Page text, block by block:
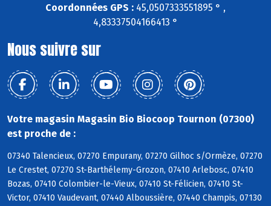
Coordonnées GPS : 45,0507333551895 ° ,
4,83337504166413 °
Nous suivre sur
Votre magasin Magasin Bio Biocoop Tournon (07300)
est proche de :
07340 Talencieux, 07270 Empurany, 07270 Gilhoc s/Ormèze, 07270
Le Crestet, 07270 St-Barthélemy-Grozon, 07410 Arlebosc, 07410
Bozas, 07410 Colombier-le-Vieux, 07410 St-Félicien, 07410 St-
Victor, 07410 Vaudevant, 07440 Alboussière, 07440 Champis, 07130